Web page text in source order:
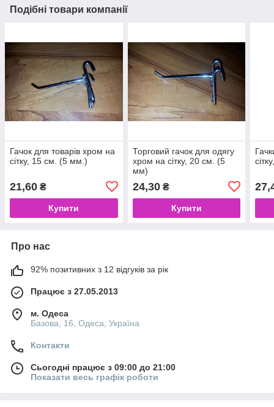
Подібні товари компанії
Гачок для товарів хром на
сітку, 15 см. (5 мм.)
21,60 ₴
Купити
Торговий гачок для одягу
хром на сітку, 20 см. (5
мм)
24,30₴
Купити
Про нас
92% позитивних з 12 відгуків за рік
Працює з 27.05.2013
м. Одеса
Базова, 16, Одеса, Україна
Контакти
Сьогодні працює з 09:00 до 21:00
Показати весь графік роботи